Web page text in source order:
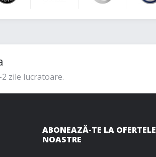
zile lucratoare.
ABONEAZĂ-TE LA OFERTELE
NOASTRE